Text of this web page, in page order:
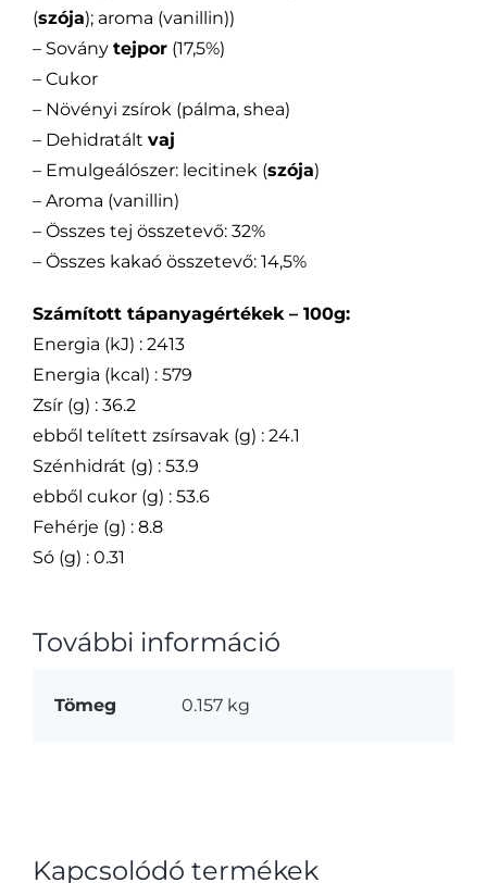
(szója); aroma (vanillin))
– Sovány tejpor(17,5%)
– Cukor
– Növényi zsírok (pálma, shea)
– Dehidratált vaj
– Emulgeálószer: lecitinek (szója)
– Aroma (vanillin)
– Összes tej összetevő: 32%
– Összes kakaó összetevő: 14,5%
Számított tápanyagértékek – 100g:
Energia (kJ) : 2413
Energia (kcal) : 579
Zsír (g) : 36.2
ebből telített zsírsavak (g) : 24.1
Szénhidrát (g) : 53.9
ebből cukor (g) : 53.6
Fehérje (g) : 8.8
Só (g) : 0.31
További információ
Tömeg 0.157 kg
Kapcsolódó termékek